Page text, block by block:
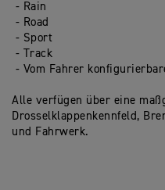
- Rain
- Road
- Sport
-
Track
- Vom Fahrer
Alle verfügen über eine
Drosselklappenkennfeld,
und Fahrwerk.